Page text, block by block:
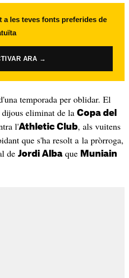
a les teves fonts preferides de
ARA →
temporada per oblidar. El
eliminat de la Copa del
l'Athletic Club, als vuitens
que s'ha resolt a la pròrroga,
de Jordi Albaque Muniain